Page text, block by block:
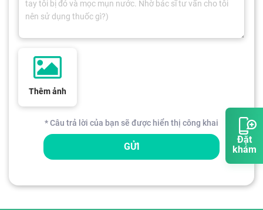
Đặt
khám
Thêm ảnh
* Câu trả lời của bạn sẽ được hiển thị công khai
GỬI